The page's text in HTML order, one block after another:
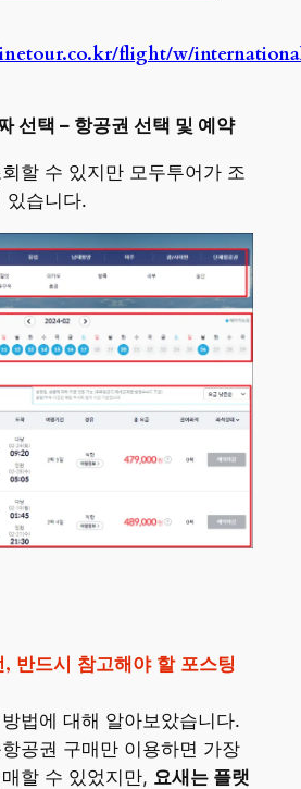
flight/w/
선택 – 항공권 선택 및 예약
할 수 있지만 모두투어가 조
있습니다.
반드시 참고해야 할 포스팅
법에 대해 알아보았습니다.
공권 구매만 이용하면 가장
할 수 있었지만, 요새는 플랫